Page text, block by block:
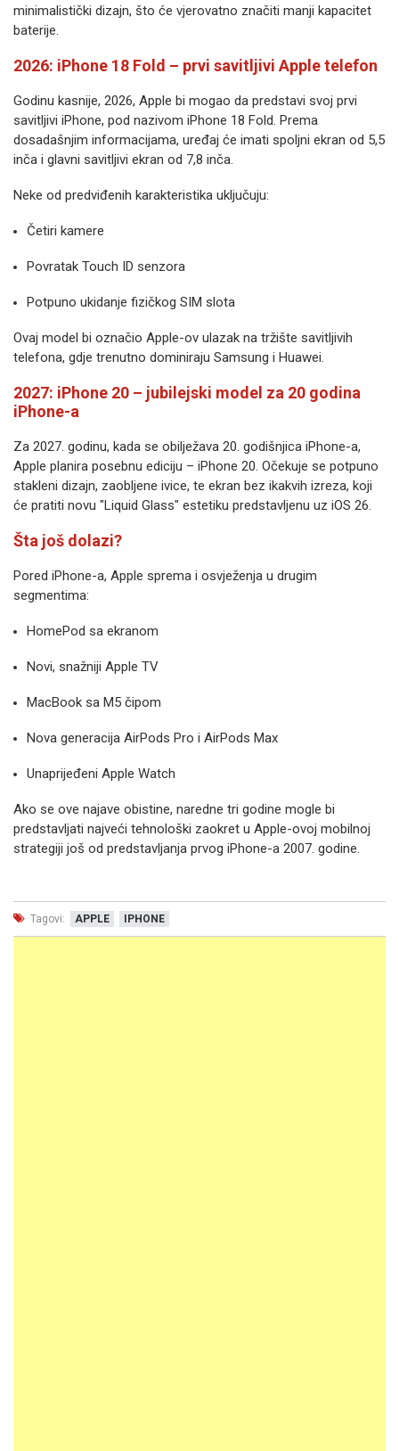
minimalistički dizajn, što će vjerovatno značiti manji kapacitet
baterije.
2026: iPhone 18 Fold – prvi savitljivi Apple telefon
Godinu kasnije, 2026, Apple bi mogao da predstavi svoj prvi
savitljivi iPhone, pod nazivom iPhone 18 Fold. Prema
dosadašnjim informacijama, uređaj će imati spoljni ekran od 5,5
inča i glavni savitljivi ekran od 7,8 inča.
Neke od predviđenih karakteristika uključuju:
Četiri kamere
Povratak Touch ID senzora
Potpuno ukidanje fizičkog SIM slota
Ovaj model bi označio Apple-ov ulazak na tržište savitljivih
telefona, gdje trenutno dominiraju Samsung i Huawei.
2027: iPhone 20 – jubilejski model za 20 godina
iPhone-a
Za 2027. godinu, kada se obilježava 20. godišnjica iPhone-a,
Apple planira posebnu ediciju – iPhone 20. Očekuje se potpuno
stakleni dizajn, zaobljene ivice, te ekran bez ikakvih izreza, koji
će pratiti novu "Liquid Glass" estetiku predstavljenu uz iOS 26.
Šta još dolazi?
Pored iPhone-a, Apple sprema i osvježenja u drugim
segmentima:
HomePod sa ekranom
Novi, snažniji Apple TV
MacBook sa M5 čipom
Nova generacija AirPods Pro i AirPods Max
Unaprijeđeni Apple Watch
Ako se ove najave obistine, naredne tri godine mogle bi
predstavljati najveći tehnološki zaokret u Apple-ovoj mobilnoj
strategiji još od predstavljanja prvog iPhone-a 2007. godine.
Tagovi: APPLE IPHONE